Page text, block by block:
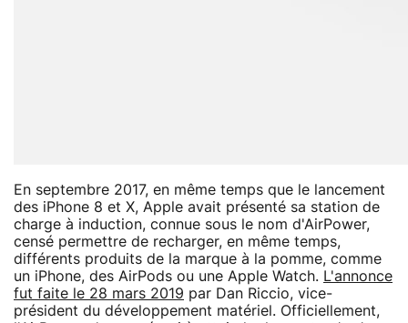
En septembre 2017, en même temps que le lancement
des iPhone 8 et X, Apple avait présenté sa station de
charge à induction, connue sous le nom d'AirPower,
censé permettre de recharger, en même temps,
différents produits de la marque à la pomme, comme
un iPhone, des AirPods ou une Apple Watch. L'annonce
fut faite le 28 mars 2019 par Dan Riccio, vice-
président du développement matériel. Officiellement,